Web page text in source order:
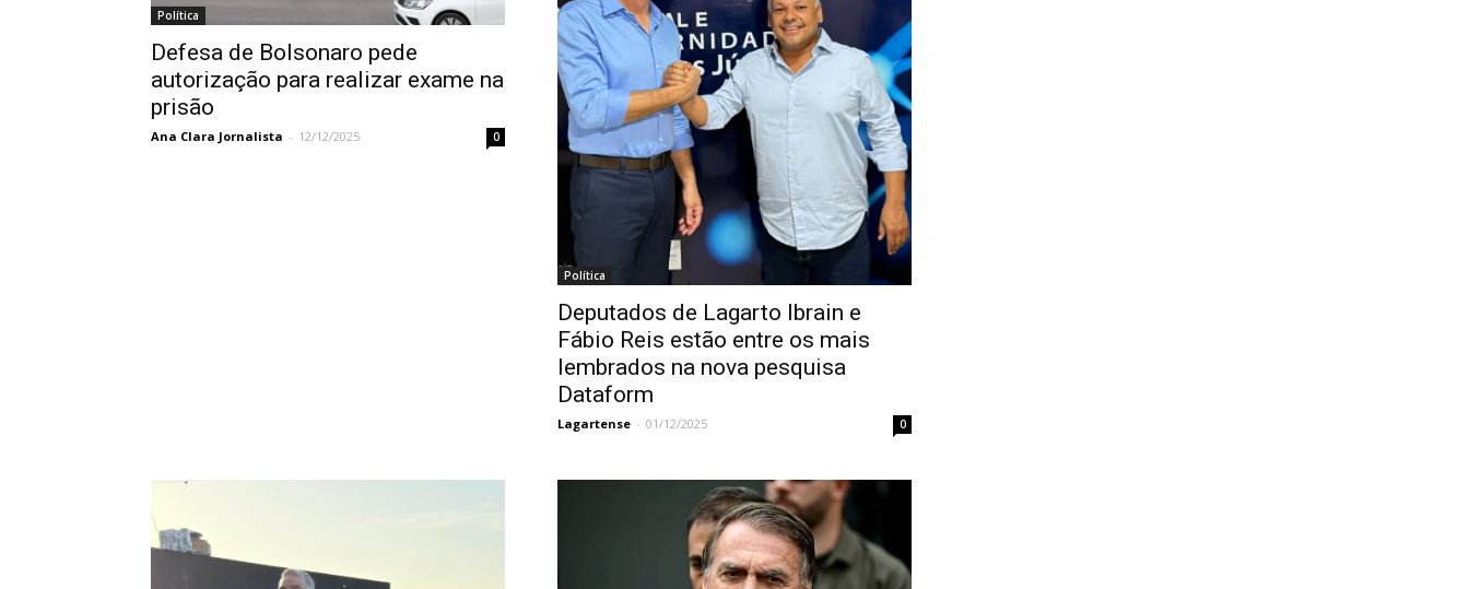
Política
Defesa de Bolsonaro pede
autorização para realizar exame na
prisão
Ana Clara Jornalista - 12/12/2025 0
Política
Deputados de Lagarto Ibrain e
Fábio Reis estão entre os mais
lembrados na nova pesquisa
Dataform
Lagartense - 01/12/2025 0